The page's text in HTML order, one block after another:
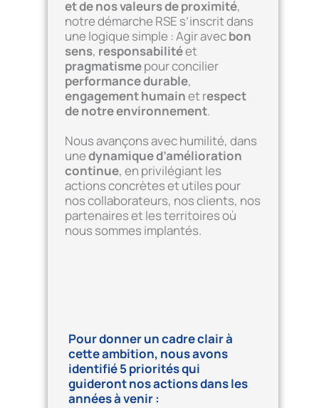
et de nos valeurs de proximité,
notre démarche RSE s’inscrit dans
une logique simple : Agir avecbon
sens, responsabilitéet
pragmatismepour concilier
performance durable,
engagement humainet respect
de notre environnement.
Nous avançons avec humilité, dans
unedynamique d’amélioration
continue, en privilégiant les
actions concrètes et utiles pour
nos collaborateurs, nos clients, nos
partenaires et les territoires où
nous sommes implantés.
Pour donner un cadre clair à
cette ambition, nous avons
identifié 5 priorités qui
guideront nos actions dans les
années à venir :